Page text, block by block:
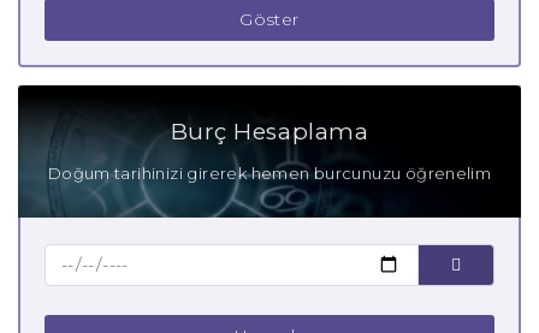
Göster
Burç Hesaplama
Doğum tarihinizi girerek hemen burcunuzu öğrenelim